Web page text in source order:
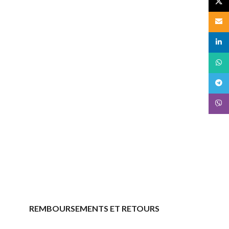
REMBOURSEMENTS ET RETOURS
Email
Viber